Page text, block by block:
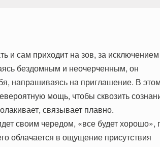
и сам приходит на зов, за исключением
бездомным и неочерченным, он
напрашиваясь на приглашение. В этом
мощь, чтобы сквозить
связывает плавно.
своим чередом, «все будет хорошо»,
облачается в ощущение присутствия